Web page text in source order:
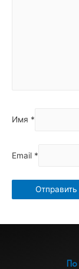
Имя *
Email *
По